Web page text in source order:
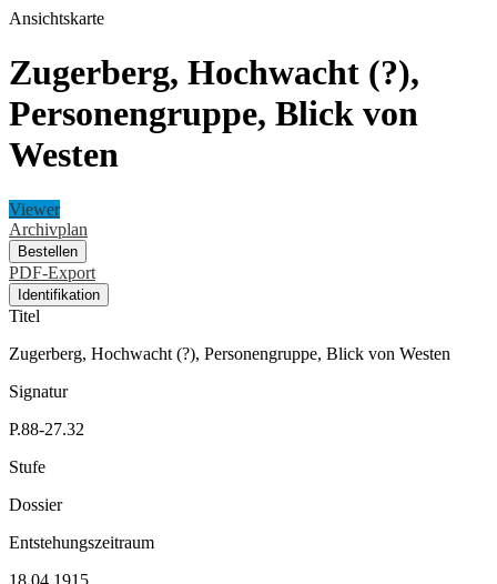
Ansichtskarte
Zugerberg, Hochwacht (?),
Personengruppe, Blick von
Westen
Viewer
Archivplan
Bestellen
PDF-Export
Identifikation
Titel
Zugerberg, Hochwacht (?), Personengruppe, Blick von Westen
Signatur
P.88-27.32
Stufe
Dossier
Entstehungszeitraum
18.04.1915